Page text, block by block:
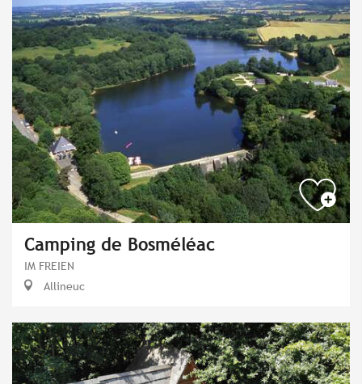
Camping de Bosméléac
IM FREIEN
Allineuc